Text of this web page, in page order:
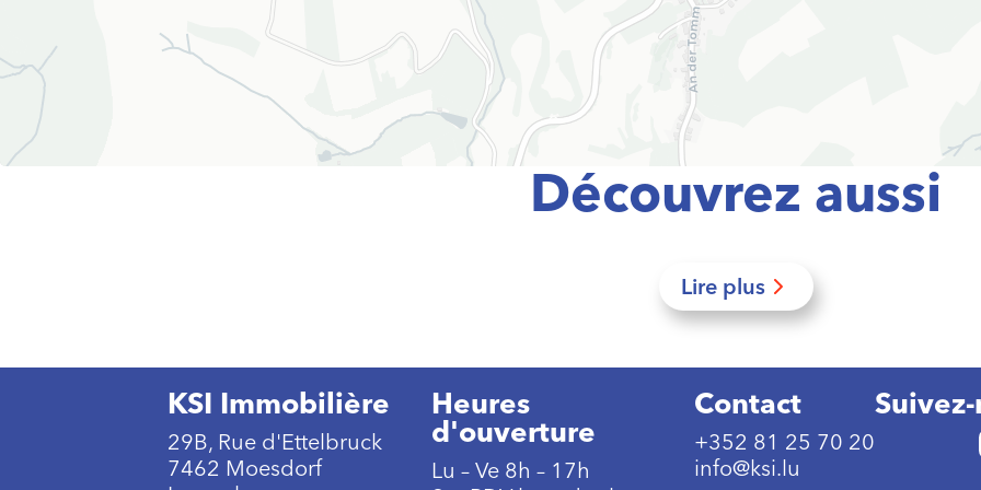
Découvrez aussi
Lire plus
KSI Immobilière
29B, Rue d'Ettelbruck
7462 Moesdorf
Heures
d'ouverture
Lu – Ve 8h – 17h
Contact
+352 81 25 70 20
info@ksi.lu